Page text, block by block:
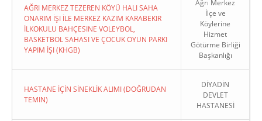
AĞRI MERKEZ TEZEREN KÖYÜ HALI SAHA
ONARIM İŞI İLE MERKEZ KAZIM KARABEKIR
İLKOKULU BAHÇESINE VOLEYBOL,
BASKETBOL SAHASI VE ÇOCUK OYUN PARKI
YAPIM İŞI (KHGB)
Ağrı Merkez
İlçe ve
Köylerine
Hizmet
Götürme Birliği
Başkanlığı
HASTANE İÇİN SİNEKLİK ALIMI (DOĞRUDAN
TEMIN)
DİYADİN
DEVLET
HASTANESİ